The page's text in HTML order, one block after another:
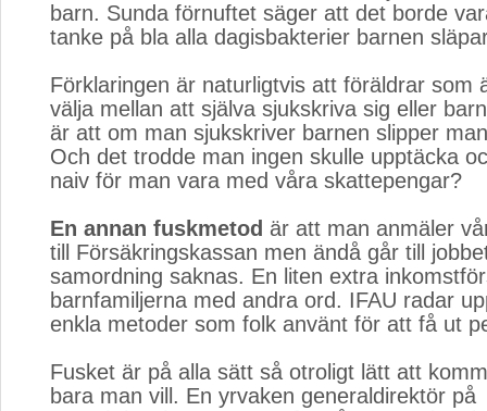
barn. Sunda förnuftet säger att det borde
tanke på bla alla dagisbakterier barnen
Förklaringen är naturligtvis att föräldrar som
välja mellan att själva sjukskriva sig eller
är att om man sjukskriver barnen slipper
Och det trodde man ingen skulle upptäcka
naiv för man vara med våra skattepengar?
En annan fuskmetod är att man anmäler
till Försäkringskassan men ändå går till
samordning saknas. En liten extra
barnfamiljerna med andra ord. IFAU radar
enkla metoder som folk använt för att få ut
Fusket är på alla sätt så otroligt lätt att
bara man vill. En yrvaken generaldirektör på